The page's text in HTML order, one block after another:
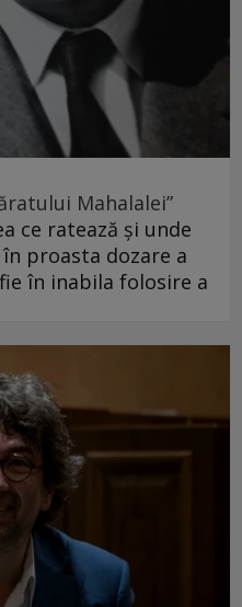
Mahalalei”
ce ratează și unde
proasta dozare a
în inabila folosire a